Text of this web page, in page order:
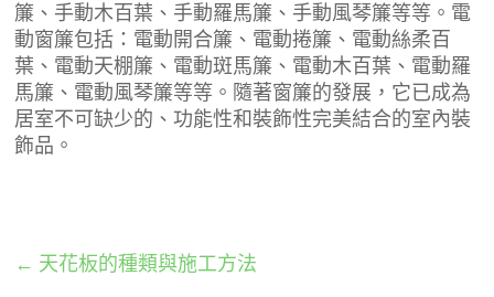
簾、手動木百葉、手動羅馬簾、手動風琴簾等等。電
動窗簾包括：電動開合簾、電動捲簾、電動絲柔百
葉、電動天棚簾、電動斑馬簾、電動木百葉、電動羅
馬簾、電動風琴簾等等。隨著窗簾的發展，它已成為
居室不可缺少的、功能性和裝飾性完美結合的室內裝
飾品。
← 天花板的種類與施工方法